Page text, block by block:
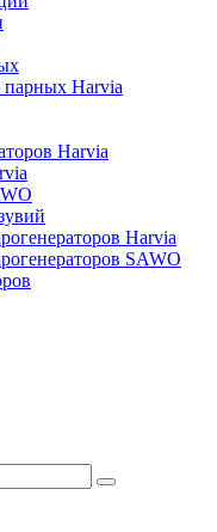
парных Harvia
Harvia
Harvia
SAWO